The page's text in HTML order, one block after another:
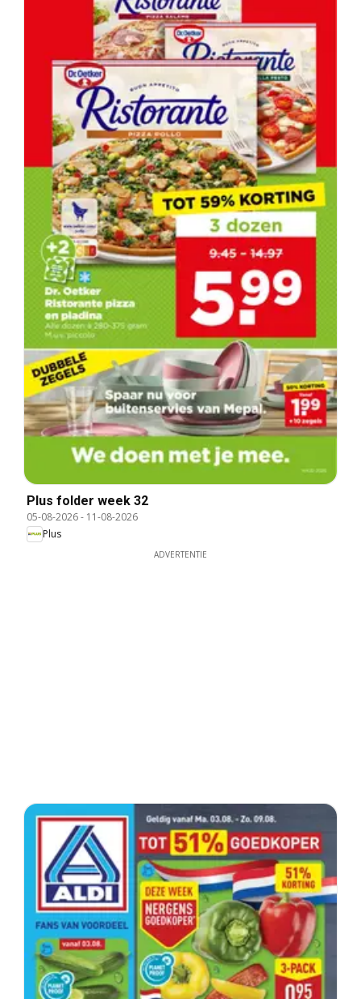
Plus folder week 32
05-08-2026- 11-08-2026
Plus
ADVERTENTIE